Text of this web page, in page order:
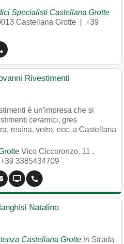
Specialisti Castellana Grotte
Castellana Grotte
+39
Rivestimenti
è un'impresa che si
ceramici, gres
resina, vetro, ecc. a Castellana
Vico Ciccoronzo, 11 ,
+39 3385434709
Natalino
Castellana Grotte in Strada